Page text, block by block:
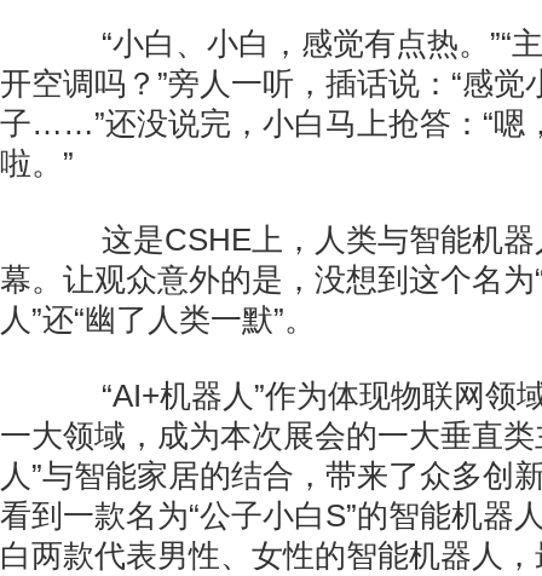
“小白、小白，感觉有点热。”“
开空调吗？”旁人一听，插话说：“感觉
子……”还没说完，小白马上抢答：“嗯
啦。”
这是CSHE上，人类与智能机器
幕。让观众意外的是，没想到这个名为
人”还“幽了人类一默”。
“AI+机器人”作为体现物联网领
一大领域，成为本次展会的一大垂直
人”与智能家居的结合，带来了众多创
看到一款名为“公子小白S”的智能机器
白两款代表男性、女性的智能机器人